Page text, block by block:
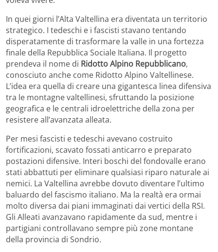
In quei giorni l’Alta Valtellina era diventata un territorio
strategico. I tedeschi e i fascisti stavano tentando
disperatamente di trasformare la valle in una fortezza
finale della Repubblica Sociale Italiana. Il progetto
prendeva il nome di Ridotto Alpino Repubblicano,
conosciuto anche come Ridotto Alpino Valtellinese.
L’idea era quella di creare una gigantesca linea difensiva
tra le montagne valtellinesi, sfruttando la posizione
geografica e le centrali idroelettriche della zona per
resistere all’avanzata alleata.
Per mesi fascisti e tedeschi avevano costruito
fortificazioni, scavato fossati anticarro e preparato
postazioni difensive. Interi boschi del fondovalle erano
stati abbattuti per eliminare qualsiasi riparo naturale ai
nemici. La Valtellina avrebbe dovuto diventare l’ultimo
baluardo del fascismo italiano. Ma la realtà era ormai
molto diversa dai piani immaginati dai vertici della RSI.
Gli Alleati avanzavano rapidamente da sud, mentre i
partigiani controllavano sempre più zone montane
della provincia di Sondrio.